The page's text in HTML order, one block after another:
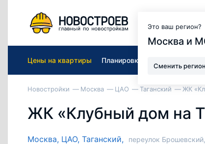
Это ваш регион?
Москва и
Сменить регион
Цены на квартиры Планировки
Новостройки Москва ЦАО Таганский ЖК
ЖК «Клубный дом на
Москва, ЦАО, Таганский, переулок